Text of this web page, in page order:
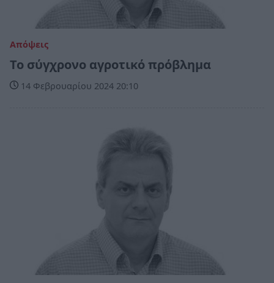
Απόψεις
Το σύγχρονο αγροτικό πρόβλημα
14 Φεβρουαρίου 2024 20:10